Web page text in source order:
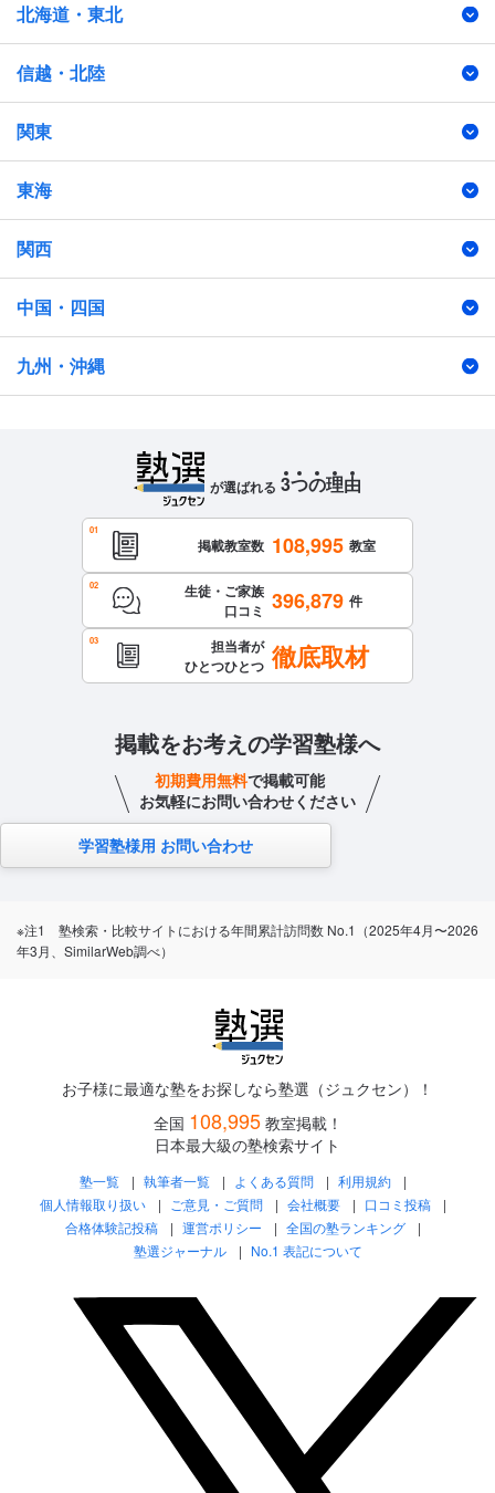
北海道・東北
信越・北陸
関東
東海
関西
中国・四国
九州・沖縄
が選ばれる 3つの理由
掲載教室数 108,995 教室
生徒・ご家族
口コミ 396,879 件
担当者が
ひとつひとつ 徹底取材
掲載をお考えの学習塾様へ
初期費用無料で掲載可能
お気軽にお問い合わせください
学習塾様用 お問い合わせ
※注1 塾検索・比較サイトにおける年間累計訪問数 No.1（2025年4月〜2026
年3月、SimilarWeb調べ）
お子様に最適な塾をお探しなら塾選（ジュクセン）！
全国 108,995 教室掲載！
日本最大級の塾検索サイト
塾一覧 執筆者一覧 よくある質問
利用規約
個人情報取り扱い
ご意見・ご質問 会社概要
口コミ投稿
合格体験記投稿
運営ポリシー
全国の塾ランキング
塾選ジャーナル
No.1 表記について